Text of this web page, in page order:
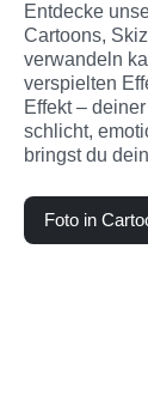
Entdecke
Cartoons,
verwandeln
verspielten
Effekt –
schlicht,
bringst du
Foto in